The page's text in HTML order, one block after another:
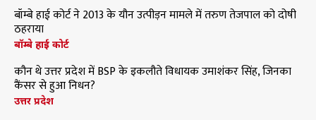
बॉम्बे हाई कोर्ट ने 2013 के यौन उत्पीड़न मामले में तरुण तेजपाल को दोषी
ठहराया
बॉम्बे हाई कोर्ट
कौन थे उत्तर प्रदेश में BSP के इकलौते विधायक उमाशंकर सिंह, जिनका
कैंसर से हुआ निधन?
उत्तर प्रदेश